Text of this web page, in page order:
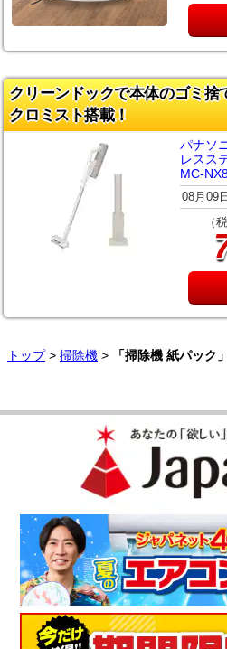
クリーンドックで本体のゴミ捨
クロミスト搭載！
パナソ
レスス
MC-
08月09
（
トップ> 掃除機 > 「掃除機 紙パック」